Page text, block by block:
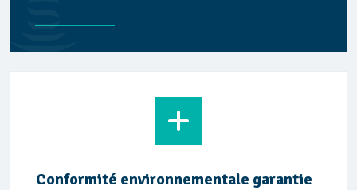
Conformité environnementale garantie